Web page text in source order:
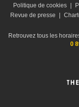
Politique de cookies
Revue de presse
Retrouvez tous les
0